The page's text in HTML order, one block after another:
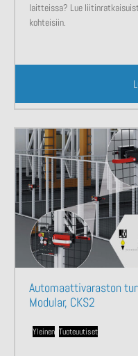
laitteissa? Lue
kohteisiin.
Automaattivaraston
Modular, CKS2
Yleinen Tuoteuutiset